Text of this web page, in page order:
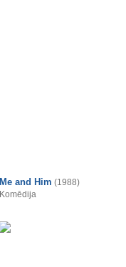
Me and Him (1988)
Komēdija